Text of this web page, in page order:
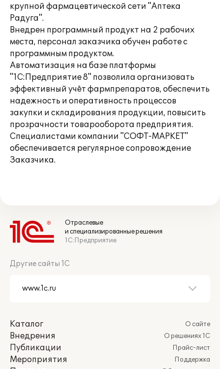
крупной фармацевтической сети "Аптека
Радуга".
Внедрен программный продукт на 2 рабочих
места, персонал заказчика обучен работе с
программным продуктом.
Автоматизация на базе платформы
"1С:Предприятие 8" позволила организовать
эффективный учёт фармпрепаратов, обеспечить
надежность и оперативность процессов
закупки и складирования продукции, повысить
прозрачности товарооборота предприятия.
Специалистами компании "СОФТ-МАРКЕТ"
обеспечивается регулярное сопровождение
Заказчика.
Отраслевые
и специализированные решения
1С:Предприятие
Другие сайты 1С
Каталог
Внедрения
Публикации
Мероприятия
О сайте
О решениях 1С
Прайс-лист
Поддержка